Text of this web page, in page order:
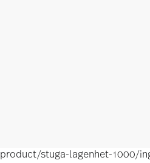
product/stuga-lagenhet-1000/